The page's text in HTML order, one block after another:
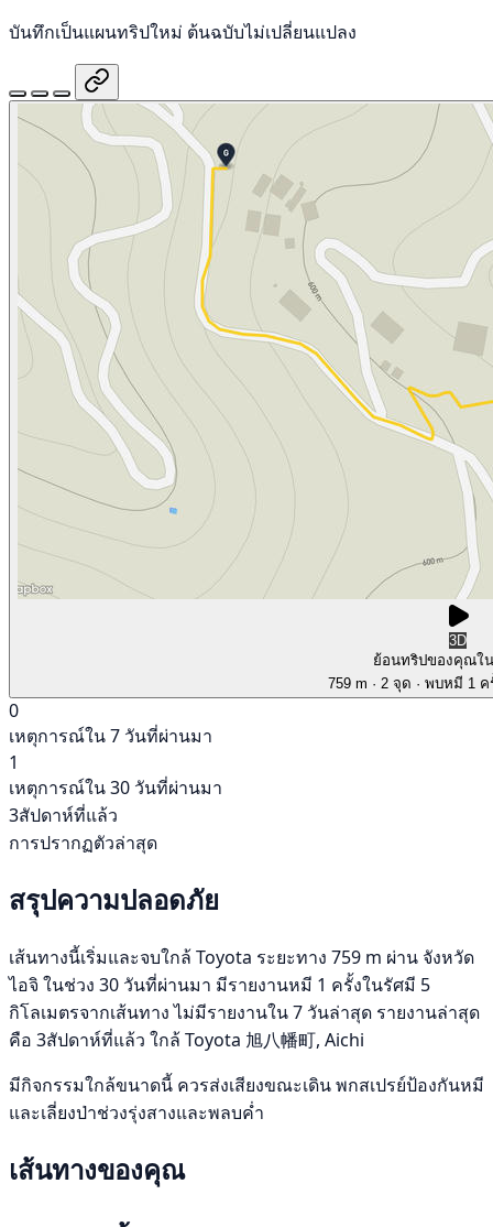
บันทึกเป็นแผนทริปใหม่ ต้นฉบับไม่เปลี่ยนแปลง
3D
ย้อนทริปของคุณใ
759 m · 2 จุด · พบหมี 1
0
เหตุการณ์ใน 7 วันที่ผ่านมา
1
เหตุการณ์ใน 30 วันที่ผ่านมา
3สัปดาห์ที่แล้ว
การปรากฏตัวล่าสุด
สรุปความปลอดภัย
เส้นทางนี้เริ่มและจบใกล้ Toyota ระยะทาง 759 m ผ่าน จังหวัด
ไอจิ ในช่วง 30 วันที่ผ่านมา มีรายงานหมี 1 ครั้งในรัศมี 5
กิโลเมตรจากเส้นทาง ไม่มีรายงานใน 7 วันล่าสุด รายงานล่าสุด
คือ 3สัปดาห์ที่แล้ว ใกล้ Toyota 旭八幡町, Aichi
มีกิจกรรมใกล้ขนาดนี้ ควรส่งเสียงขณะเดิน พกสเปรย์ป้องกันหมี
และเลี่ยงป่าช่วงรุ่งสางและพลบค่ำ
เส้นทางของคุณ